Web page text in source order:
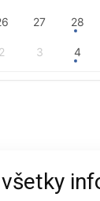
27 28
2 3 4